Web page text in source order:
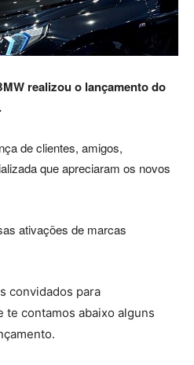
Premium
Luxo
Rua
realizou o lançamento do
de clientes, amigos,
que apreciaram os novos
ativações de marcas
convidados para
contamos abaixo alguns